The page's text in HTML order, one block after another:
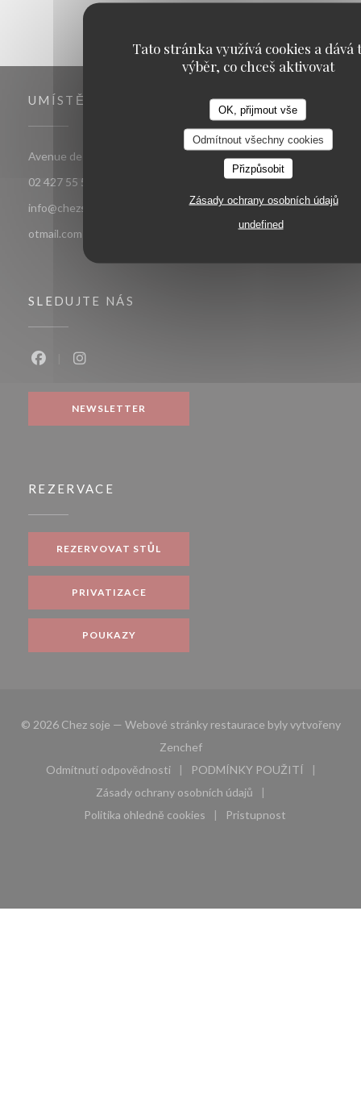
Tato stránka využívá cookies a dává
výběr, co chceš aktivovat
OK, přijmout vše
Odmítnout všechny cookies
Přizpůsobit
Zásady ochrany osobních údajů
undefined
UMÍSTĚNÍ
Avenue de jette 85 1090 Jette Bruxelles((otevře se v novém
02 427 55 52
info@chezsoje.be,dubmichel@hotmail.com,freddubois66@h
otmail.com
SLEDUJTE NÁS
NEWSLETTER
REZERVACE
REZERVOVAT STŮL
PRIVATIZACE
POUKAZY
© 2026 Chez soje — Webové stránky restaurace byly vytvořeny
Zenchef((otevře se v novém okně))
Odmítnutí odpovědnosti
((otevře se v novém okně))
PODMÍNKY POUŽITÍ
((otevře se v novém
Zásady ochrany osobních údajů
((otevře se v novém okně))
Politika ohledně cookies
((otevře se v novém okně))
Pristupnost
((otevře se v novém